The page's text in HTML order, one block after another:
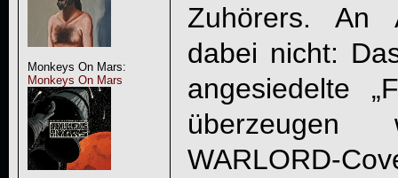
Monkeys On Mars:
Monkeys On Mars
Zuhörers. An
dabei nicht:
angesiedelte
WARLORD-